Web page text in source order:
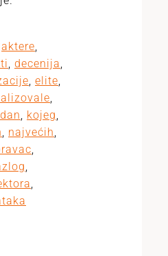
aktere,
, decenija,
, elite,
,
, kojeg,
, najvećih,
,
,
,